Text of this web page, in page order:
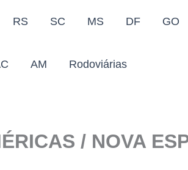
RS SC MS DF GO
AM Rodoviárias
/ NOVA